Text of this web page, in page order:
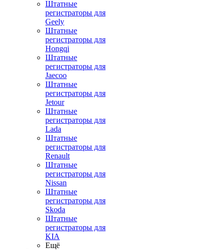
Штатные
регистраторы для
Geely
Штатные
регистраторы для
Hongqi
Штатные
регистраторы для
Jaecoo
Штатные
регистраторы для
Jetour
Штатные
регистраторы для
Lada
Штатные
регистраторы для
Renault
Штатные
регистраторы для
Nissan
Штатные
регистраторы для
Skoda
Штатные
регистраторы для
KIA
Ещё